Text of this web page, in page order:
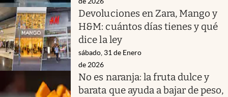
Devoluciones en Zara, Mango y
H&M: cuántos días tienes y qué
dice la ley
sábado, 31 de Enero
de 2026
No es naranja: la fruta dulce y
barata que ayuda a bajar de peso,